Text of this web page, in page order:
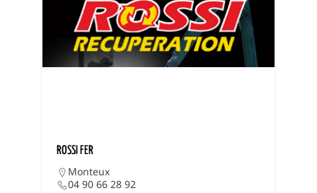
ROSSI FER
Monteux
04 90 66 28 92